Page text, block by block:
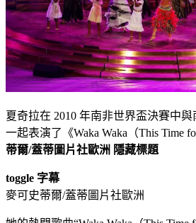
夏奇拉在 2010 年南非世界盃決賽中與
一起表演了《Waka Waka（This Time
蒂爾/蓋蒂圖片社歐洲 隱藏標題
toggle 字幕
麥可史蒂爾/蓋蒂圖片社歐洲